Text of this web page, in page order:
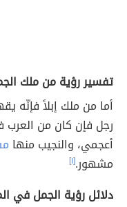
تفسير رؤية من ملك
أما من ملك إبلاً فإنّه
رجل فإن كان من
أعجمي، والنجيب منها
مشهور.[١]
دلائل رؤية الجمل في